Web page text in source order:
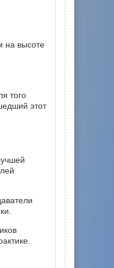
на высоте
того
этот